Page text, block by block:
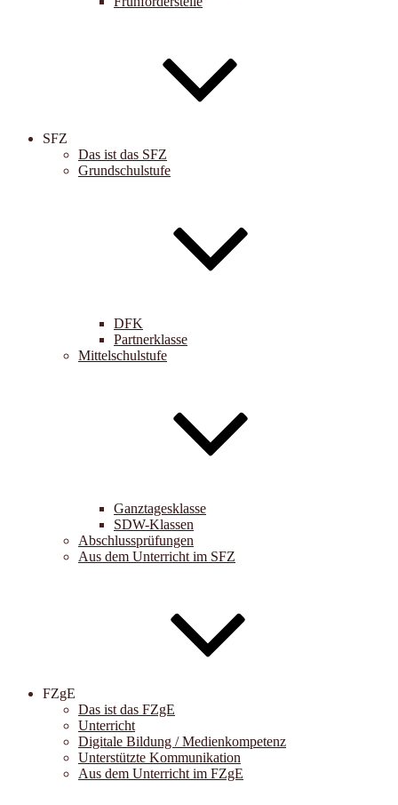
SFZ
Das ist das SFZ
Grundschulstufe
DFK
Partnerklasse
Mittelschulstufe
Ganztagesklasse
SDW-Klassen
Abschlussprüfungen
Aus dem Unterricht im SFZ
FZgE
Das ist das FZgE
Unterricht
Digitale Bildung / Medienkompetenz
Unterstützte Kommunikation
Aus dem Unterricht im FZgE